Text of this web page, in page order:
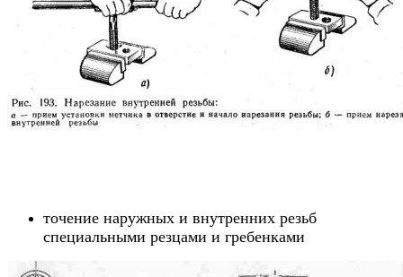
точение наружных и внутренних резьб
специальными резцами и гребенками